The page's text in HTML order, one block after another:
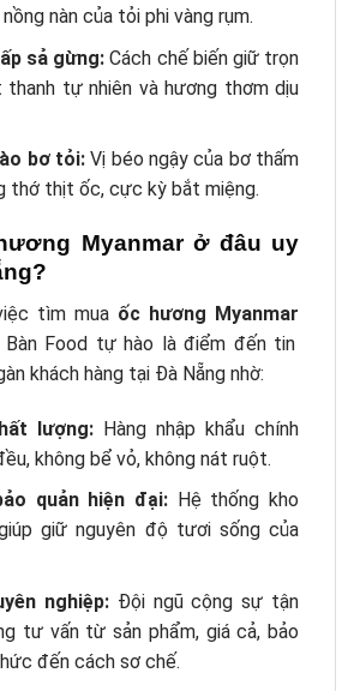
nàn của tỏi phi vàng rụm.
sả gừng: Cách chế biến giữ trọn
tự nhiên và hương thơm dịu
bơ tỏi: Vị béo ngậy của bơ thấm
thớ thịt ốc, cực kỳ bắt miệng.
Myanmar ở đâu uy
tìm mua ốc hương Myanmar
Food tự hào là điểm đến tin
khách hàng tại Đà Nẵng nhờ:
lượng:Hàng nhập khẩu chính
không bể vỏ, không nát ruột.
quản hiện đại: Hệ thống kho
giữ nguyên độ tươi sống của
nghiệp: Đội ngũ cộng sự tận
tư vấn từ sản phẩm, giá cả, bảo
đến cách sơ chế.